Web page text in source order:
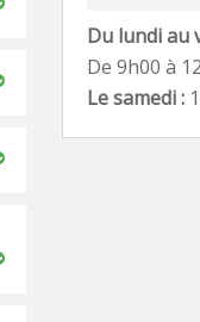
Du lundi au
De 9h00 à
Le samedi :